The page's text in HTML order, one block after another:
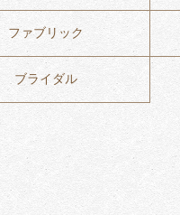
ファブリック
ブライダル